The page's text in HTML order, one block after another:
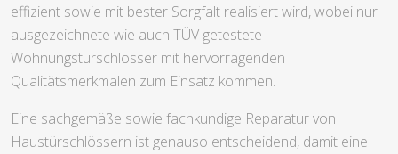
effizient sowie mit bester Sorgfalt realisiert wird, wobei nur
ausgezeichnete wie auch TÜV getestete
Wohnungstürschlösser mit hervorragenden
Qualitätsmerkmalen zum Einsatz kommen.
Eine sachgemäße sowie fachkundige Reparatur von
Haustürschlössern ist genauso entscheidend, damit eine